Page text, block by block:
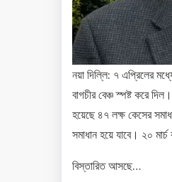
নয়া দিল্লি: ৭ এপ্রিলের
বাগচীর বেঞ্চ স্পষ্ট করে
হয়েছে ৪৭ লক্ষ কেসের
সমাধান হয়ে যাবে। ২০
বিস্তারিত আসছে…